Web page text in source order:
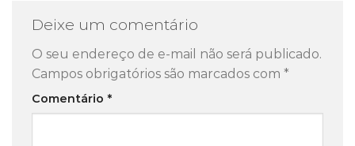
Deixe um comentário
O seu endereço de e-mail não será publicado.
Campos obrigatórios são marcados com *
Comentário *